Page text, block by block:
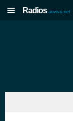
Radios aovivo.net